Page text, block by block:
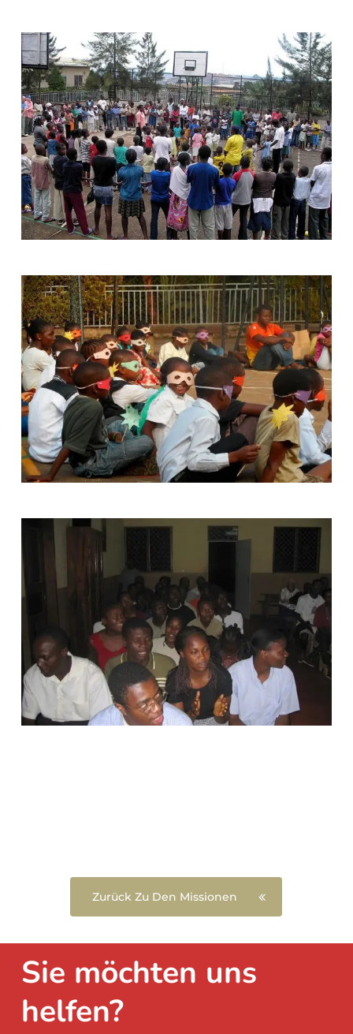
Zurück Zu Den Missionen
Sie möchten uns
helfen?